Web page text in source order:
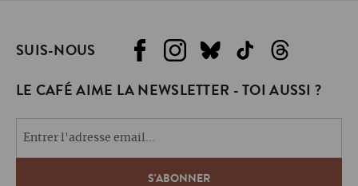
SUIS-NOUS
LE CAFÉ AIME LA NEWSLETTER - TOI AUSSI ?